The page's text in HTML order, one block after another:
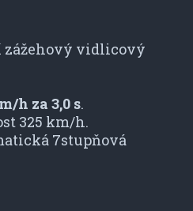
zážehový vidlicový
h za 3,0 s.
325 km/h.
7stupňová